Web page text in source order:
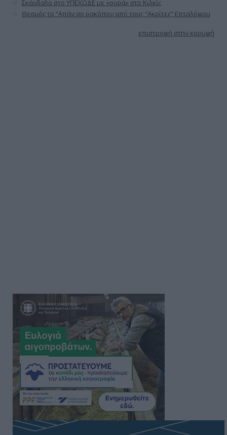
Σκάνδαλο στο ΥΠΕΧΩΔΕ με «ουρά» στο Κιλκίς
Θεσμός το “Απάν σο ρακόπον από τους “Ακρίτες” Επταλόφου
επιστροφή στην κορυφή